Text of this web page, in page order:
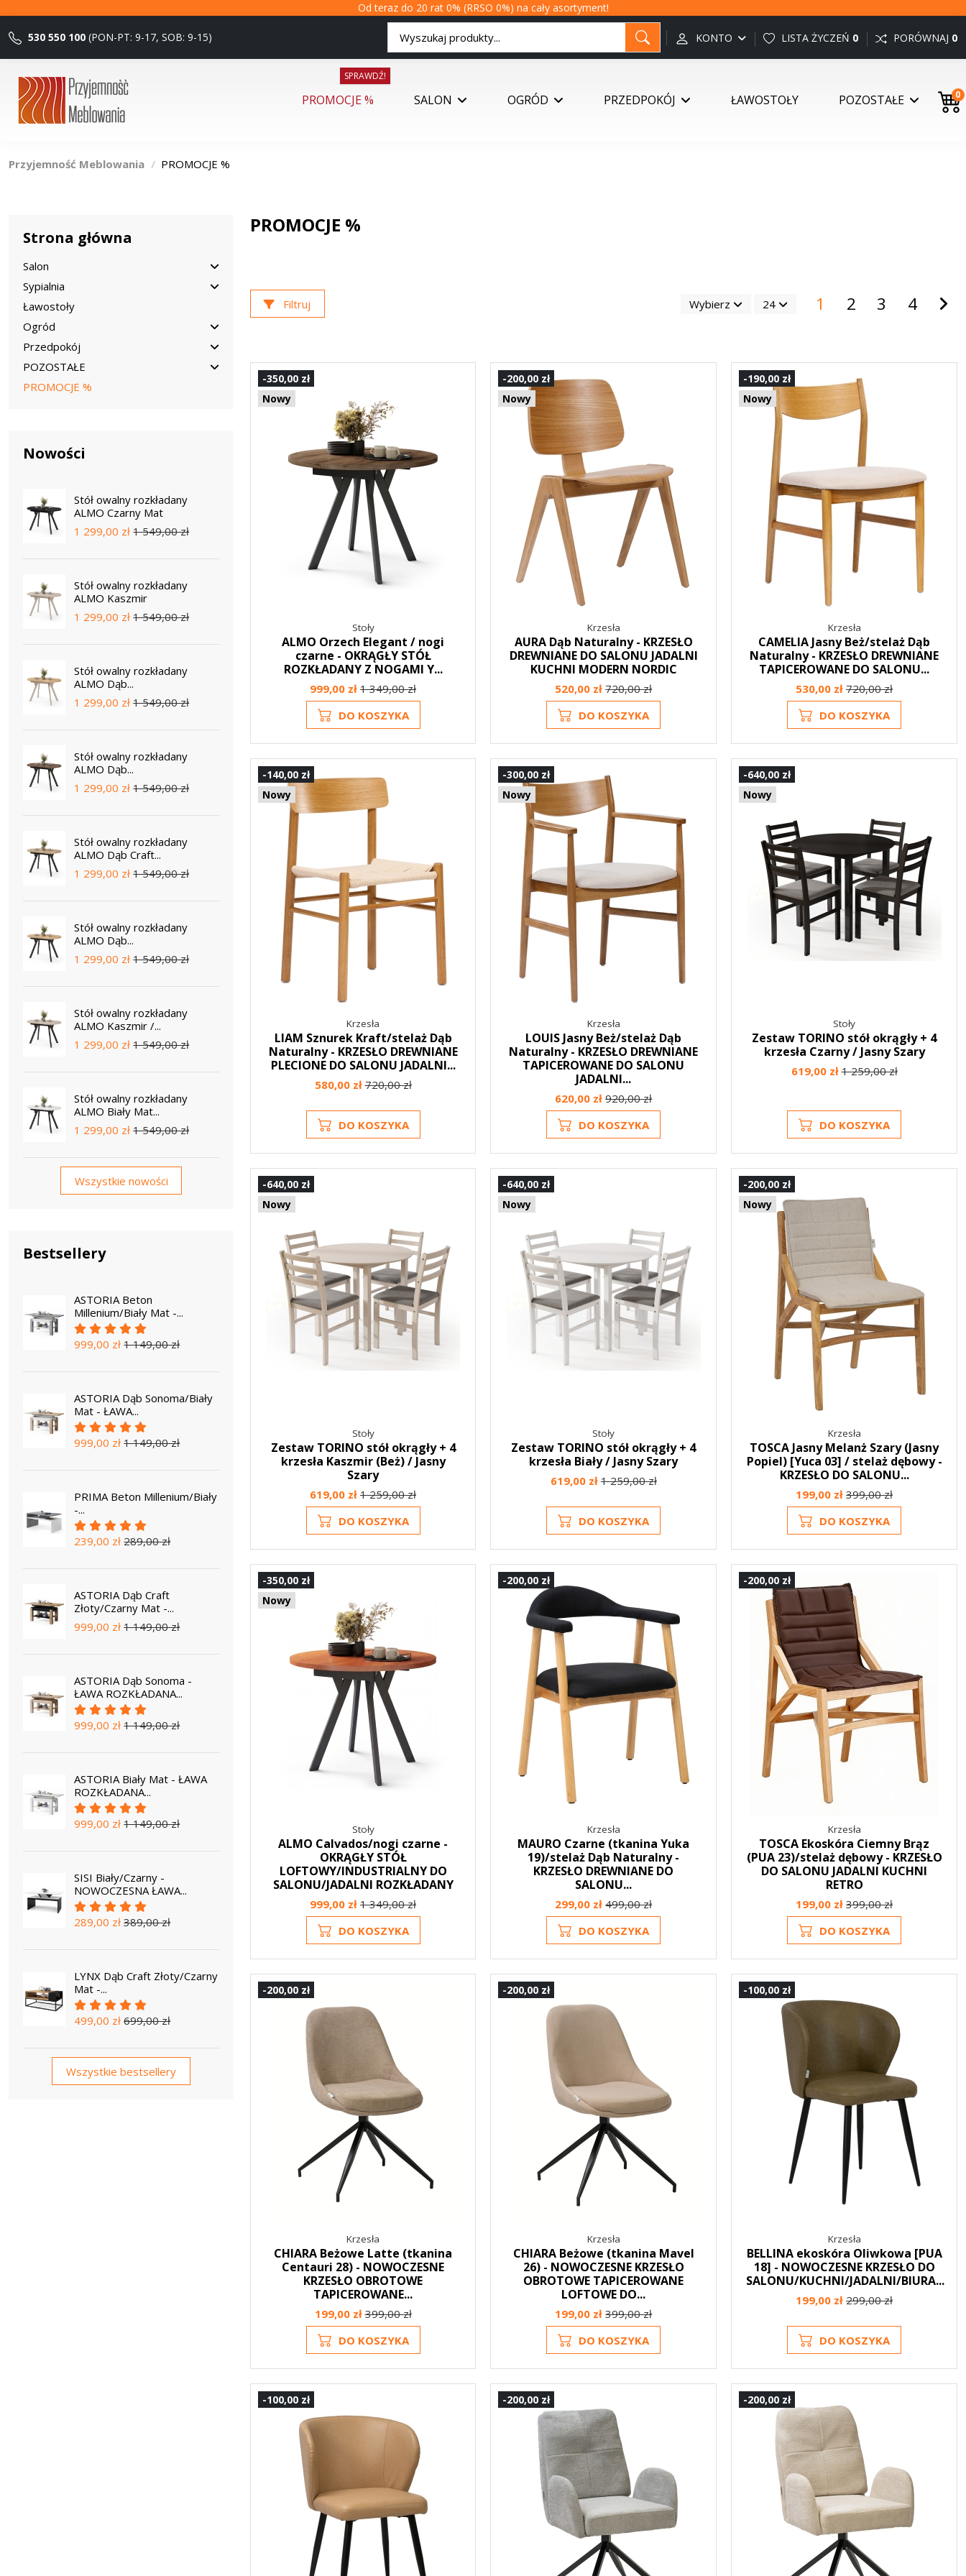
Od teraz do 20 rat 0% (RRSO 0%) na cały asortyment!
530 550 100 (PON-PT: 9-17, SOB: 9-15) KONTO LISTA ŻYCZEŃ 0 PORÓWNAJ 0
PROMOCJE %
SPRAWDŹ!
SALON OGRÓD PRZEDPOKÓJ ŁAWOSTOŁY POZOSTAŁE 0
Przyjemność Meblowania PROMOCJE %
PROMOCJE %
Filtruj Wybierz 24 1 2 3 4
-350,00 zł
Nowy
Stoły
ALMO Orzech Elegant / nogi
czarne - OKRĄGŁY STÓŁ
ROZKŁADANY Z NOGAMI Y...
999,00 zł1 349,00 zł
DO KOSZYKA
-200,00 zł
Nowy
Krzesła
AURA Dąb Naturalny - KRZESŁO
DREWNIANE DO SALONU JADALNI
KUCHNI MODERN NORDIC
520,00 zł720,00 zł
DO KOSZYKA
-190,00 zł
Nowy
Krzesła
CAMELIA Jasny Beż/stelaż Dąb
Naturalny - KRZESŁO DREWNIANE
TAPICEROWANE DO SALONU...
530,00 zł720,00 zł
DO KOSZYKA
-140,00 zł
Nowy
Krzesła
LIAM Sznurek Kraft/stelaż Dąb
Naturalny - KRZESŁO DREWNIANE
PLECIONE DO SALONU JADALNI...
580,00 zł720,00 zł
DO KOSZYKA
-300,00 zł
Nowy
Krzesła
LOUIS Jasny Beż/stelaż Dąb
Naturalny - KRZESŁO DREWNIANE
TAPICEROWANE DO SALONU
JADALNI...
620,00 zł920,00 zł
DO KOSZYKA
-640,00 zł
Nowy
Stoły
Zestaw TORINO stół okrągły + 4
krzesła Czarny / Jasny Szary
619,00 zł1 259,00 zł
DO KOSZYKA
-640,00 zł
Nowy
Stoły
Zestaw TORINO stół okrągły + 4
krzesła Kaszmir (Beż) / Jasny
Szary
619,00 zł1 259,00 zł
DO KOSZYKA
-640,00 zł
Nowy
Stoły
Zestaw TORINO stół okrągły + 4
krzesła Biały / Jasny Szary
619,00 zł1 259,00 zł
DO KOSZYKA
-200,00 zł
Nowy
Krzesła
TOSCA Jasny Melanż Szary (Jasny
Popiel) [Yuca 03] / stelaż dębowy -
KRZESŁO DO SALONU...
199,00 zł399,00 zł
DO KOSZYKA
-350,00 zł
Nowy
Stoły
ALMO Calvados/nogi czarne -
OKRĄGŁY STÓŁ
LOFTOWY/INDUSTRIALNY DO
SALONU/JADALNI ROZKŁADANY
999,00 zł1 349,00 zł
DO KOSZYKA
-200,00 zł
Krzesła
MAURO Czarne (tkanina Yuka
19)/stelaż Dąb Naturalny -
KRZESŁO DREWNIANE DO
SALONU...
299,00 zł499,00 zł
DO KOSZYKA
-200,00 zł
Krzesła
TOSCA Ekoskóra Ciemny Brąz
(PUA 23)/stelaż dębowy - KRZESŁO
DO SALONU JADALNI KUCHNI
RETRO
199,00 zł399,00 zł
DO KOSZYKA
-200,00 zł
Krzesła
CHIARA Beżowe Latte (tkanina
Centauri 28) - NOWOCZESNE
KRZESŁO OBROTOWE
TAPICEROWANE...
199,00 zł399,00 zł
DO KOSZYKA
-200,00 zł
Krzesła
CHIARA Beżowe (tkanina Mavel
26) - NOWOCZESNE KRZESŁO
OBROTOWE TAPICEROWANE
LOFTOWE DO...
199,00 zł399,00 zł
DO KOSZYKA
-100,00 zł
Krzesła
BELLINA ekoskóra Oliwkowa [PUA
18] - NOWOCZESNE KRZESŁO DO
SALONU/KUCHNI/JADALNI/BIURA...
199,00 zł299,00 zł
DO KOSZYKA
-100,00 zł -200,00 zł -200,00 zł
Strona główna
Salon
Sypialnia
Ławostoły
Ogród
Przedpokój
POZOSTAŁE
PROMOCJE %
Nowości
Stół owalny rozkładany
ALMO Czarny Mat
1 299,00 zł 1 549,00 zł
Stół owalny rozkładany
ALMO Kaszmir
1 299,00 zł 1 549,00 zł
Stół owalny rozkładany
ALMO Dąb...
1 299,00 zł 1 549,00 zł
Stół owalny rozkładany
ALMO Dąb...
1 299,00 zł 1 549,00 zł
Stół owalny rozkładany
ALMO Dąb Craft...
1 299,00 zł 1 549,00 zł
Stół owalny rozkładany
ALMO Dąb...
1 299,00 zł 1 549,00 zł
Stół owalny rozkładany
ALMO Kaszmir /...
1 299,00 zł 1 549,00 zł
Stół owalny rozkładany
ALMO Biały Mat...
1 299,00 zł 1 549,00 zł
Wszystkie nowości
Bestsellery
ASTORIA Beton
Millenium/Biały Mat -...
999,00 zł 1 149,00 zł
ASTORIA Dąb Sonoma/Biały
Mat - ŁAWA...
999,00 zł 1 149,00 zł
PRIMA Beton Millenium/Biały
-...
239,00 zł 289,00 zł
ASTORIA Dąb Craft
Złoty/Czarny Mat -...
999,00 zł 1 149,00 zł
ASTORIA Dąb Sonoma -
ŁAWA ROZKŁADANA...
999,00 zł 1 149,00 zł
ASTORIA Biały Mat - ŁAWA
ROZKŁADANA...
999,00 zł 1 149,00 zł
SISI Biały/Czarny -
NOWOCZESNA ŁAWA...
289,00 zł 389,00 zł
LYNX Dąb Craft Złoty/Czarny
Mat -...
499,00 zł 699,00 zł
Wszystkie bestsellery